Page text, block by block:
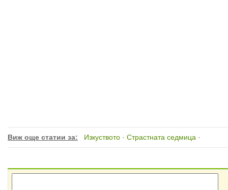
Виж още статии за: Изкуството · Страстната седмица ·